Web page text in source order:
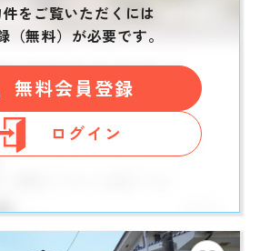
をご覧いただくには
（無料）が必要です。
無料会員登録
ログイン